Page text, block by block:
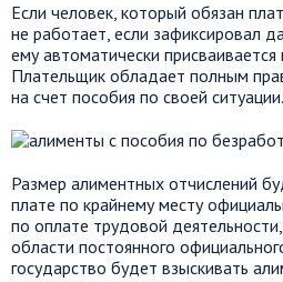
Если человек, который обязан
не работает, если зафиксировал
ему автоматически
Плательщик обладает полным
на счет пособия по своей ситуации.
Размер алиментных отчислений
плате по крайнему месту
по оплате трудовой
области постоянного
государство будет взыскивать